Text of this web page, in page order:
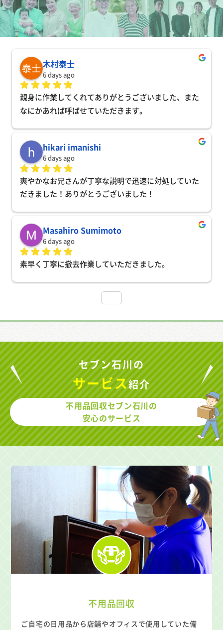
木村泰士
6 days ago
親身に作業してくれてありがとうございました、また
なにかあれば呼ばせていただきます。
hikari imanishi
6 days ago
爽やかなお兄さんが丁寧な説明で迅速に対処していた
だきました！ありがとうございました！
Masahiro Sumimoto
6 days ago
素早く丁寧に撤去作業していただきました。
セブン石川の
サービス紹介
不用品回収セブン石川の
安心のサービス
不用品回収
ご自宅の日用品から店舗やオフィスで使用していた備